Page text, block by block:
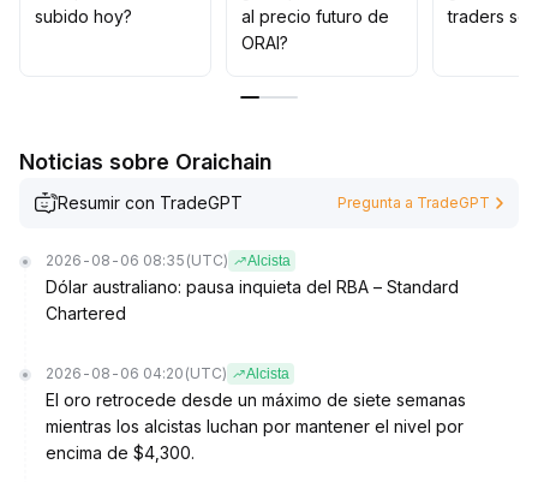
Se recomienda combinar la estrategia con la motivación
de noticias, realizar compras escalonadas durante las
subido hoy?
al precio futuro de
ORAI?
traders
Noticias sobre Oraichain
Resumir con TradeGPT Pregunta a TradeGPT
2026-08-06 08:35 (UTC) Alcista
Dólar australiano: pausa inquieta del RBA – Standard
Chartered
2026-08-06 04:20 (UTC) Alcista
El oro retrocede desde un máximo de siete semanas
mientras los alcistas luchan por mantener el nivel por
encima de $4,300.